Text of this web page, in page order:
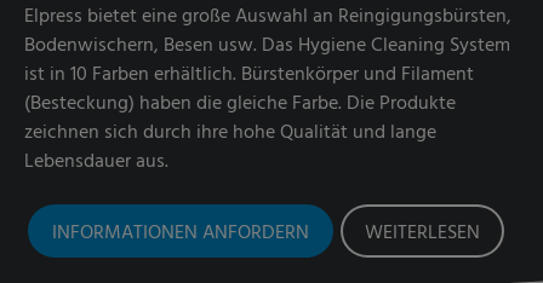
Elpress bietet eine große Auswahl an Reingigungsbürsten,
Bodenwischern, Besen usw. Das Hygiene Cleaning System
ist in 10 Farben erhältlich. Bürstenkörper und Filament
(Besteckung) haben die gleiche Farbe. Die Produkte
zeichnen sich durch ihre hohe Qualität und lange
Lebensdauer aus.
INFORMATIONEN ANFORDERN WEITERLESEN